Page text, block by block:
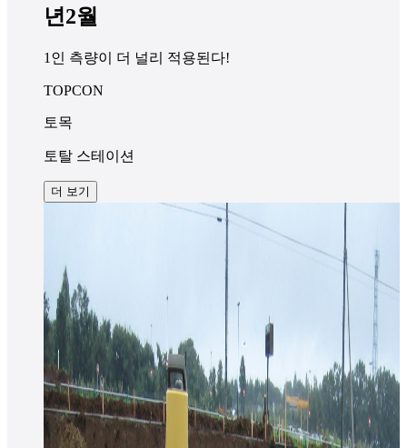
년2월
1인 측량이 더 널리 적용된다!
TOPCON
토목
토탈 스테이션
더 보기